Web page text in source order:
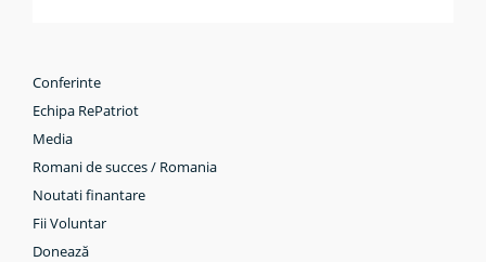
Conferinte
Echipa RePatriot
Media
Romani de succes / Romania
Noutati finantare
Fii Voluntar
Donează